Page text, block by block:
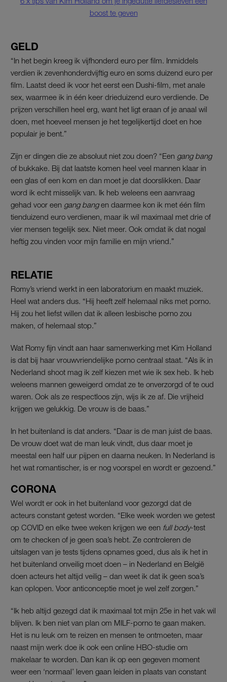
boost te geven
GELD
“In het begin kreeg ik vijfhonderd euro per film. Inmiddels
verdien ik zevenhonderdvijftig euro en soms duizend euro per
film. Laatst deed ik voor het eerst een Dushi-film, met anale
sex, waarmee ik in één keer drieduizend euro verdiende. De
prijzen verschillen heel erg, want het ligt eraan of je anaal wil
doen, met hoeveel mensen je het tegelijkertijd doet en hoe
populair je bent.”
Zijn er dingen die ze absoluut niet zou doen? “Een gang bang
of bukkake. Bij dat laatste komen heel veel mannen klaar in
een glas of een kom en dan moet je dat doorslikken. Daar
word ik echt misselijk van. Ik heb weleens een aanvraag
gehad voor een gang bangen daarmee kon ik met één film
tienduizend euro verdienen, maar ik wil maximaal met drie of
vier mensen tegelijk sex. Niet meer. Ook omdat ik dat nogal
heftig zou vinden voor mijn familie en mijn vriend.”
RELATIE
Romy’s vriend werkt in een laboratorium en maakt muziek.
Heel wat anders dus. “Hij heeft zelf helemaal niks met porno.
Hij zou het liefst willen dat ik alleen lesbische porno zou
maken, of helemaal stop.”
Wat Romy fijn vindt aan haar samenwerking met Kim Holland
is dat bij haar vrouwvriendelijke porno centraal staat. “Als ik in
Nederland shoot mag ik zelf kiezen met wie ik sex heb. Ik heb
weleens mannen geweigerd omdat ze te onverzorgd of te oud
waren. Ook als ze respectloos zijn, wijs ik ze af. Die vrijheid
krijgen we gelukkig. De vrouw is de baas.”
In het buitenland is dat anders. “Daar is de man juist de baas.
De vrouw doet wat de man leuk vindt, dus daar moet je
meestal een half uur pijpen en daarna neuken. In Nederland is
het wat romantischer, is er nog voorspel en wordt er gezoend.”
CORONA
Wel wordt er ook in het buitenland voor gezorgd dat de
acteurs constant getest worden. “Elke week worden we getest
op COVID en elke twee weken krijgen we een full body-test
om te checken of je geen soa’s hebt. Ze controleren de
uitslagen van je tests tijdens opnames goed, dus als ik het in
het buitenland onveilig moet doen – in Nederland en België
doen acteurs het altijd veilig – dan weet ik dat ik geen soa’s
kan oplopen. Voor anticonceptie moet je wel zelf zorgen.”
“Ik heb altijd gezegd dat ik maximaal tot mijn 25e in het vak wil
blijven. Ik ben niet van plan om MILF-porno te gaan maken.
Het is nu leuk om te reizen en mensen te ontmoeten, maar
naast mijn werk doe ik ook een online HBO-studie om
makelaar te worden. Dan kan ik op een gegeven moment
weer een ‘normaal’ leven gaan leiden in plaats van constant